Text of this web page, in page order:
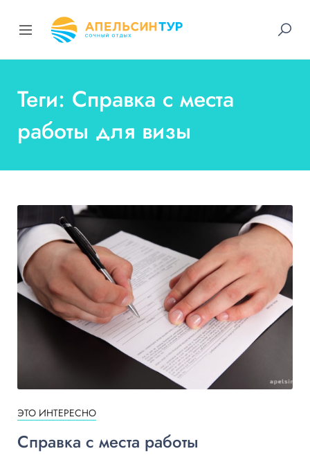
Теги: Справка с места
работы для визы
ЭТО ИНТЕРЕСНО
Справка с места работы